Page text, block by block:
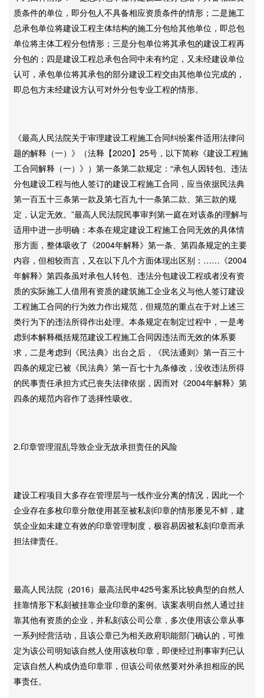
质条件的单位，即分包人不具备相应资质条件的情形；二是施工
总承包单位将建设工程主体结构的施工分包给其他单位，即总包
单位将主体工程分包情形；三是分包单位将其承包的建设工程再
分包的；四是建设工程总承包合同中未有约定，又未经建设单位
认可，承包单位将其承包的部分建设工程交由其他单位完成的，
即总包方未经建设方认可对外分包专业工程的情形。
《最高人民法院关于审理建设工程施工合同纠纷案件适用法律问
题的解释（一）》（法释【2020】25号，以下简称《建设工程施
工合同解释（一）》）第一条第二款规定：“承包人因转包、违法
分包建设工程与他人签订的建设工程施工合同，应当依据民法典
第一百五十三条第一款及第七百九十一条第二款、第三款的规
定，认定无效。”最高人民法院民事审判第一庭在对该条的理解与
适用中进一步明确：本条在规定建设工程施工合同无效的具体情
形方面，整体吸收了《2004年解释》第一条、第四条规定的主要
内容，但相较而言，又在以下几个方面体现出区别：……《2004
年解释》第四条虽对承包人转包、违法分包建设工程或者没有资
质的实际施工人借用有资质的建筑施工企业名义与他人签订建设
工程施工合同的行为效力作出规范，但规范的重点在于对上述三
类行为下的违法所得作出处理。本条规定在制定过程中，一是考
虑到本解释概括规范建设工程施工合同因违法而无效的体系要
求，二是考虑到《民法典》出台之后，《民法通则》第一百三十
四条的规定已被《民法典》第一百七十九条修改，没收违法所得
的民事责任承担方式已丧失法律依据，因而对《2004年解释》第
四条的规范内容作了选择性吸收。
2.印章管理混乱导致企业无故承担责任的风险
建设工程项目大多存在管理层与一线作业分离的情况，因此一个
企业存在多枚印章分散使用甚至被私刻印章的情形屡见不鲜，建
筑企业如未建立有效的印章管理制度，极容易因被私刻印章而承
担法律责任。
最高人民法院（2016）最高法民申425号案系比较典型的自然人
挂靠情形下私刻被挂靠企业印章的案例。该案表明自然人通过挂
靠其他有资质的企业，并私刻该公司公章，多次使用该公章从事
一系列经营活动，且该公章已为相关政府职能部门确认的，可推
定为该公司明知该自然人使用该枚印章，即便经过刑事审判已认
定该自然人构成伪造印章罪，但该公司依然要对外承担相应的民
事责任。